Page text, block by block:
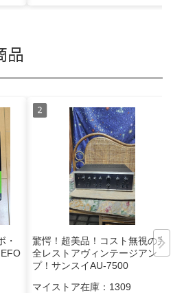
品
・
驚愕！超美品！コスト無視の完
全レストアヴィンテージアン
プ！サンスイAU-7500
マイストア在庫： 1309